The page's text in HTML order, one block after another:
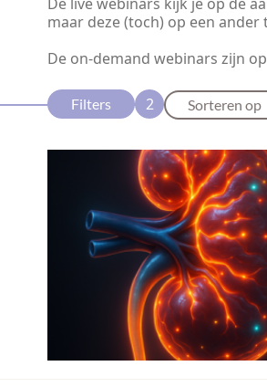
maar deze (toch) op een
De on-demand webinars zijn
Filters 2 Sorteren op